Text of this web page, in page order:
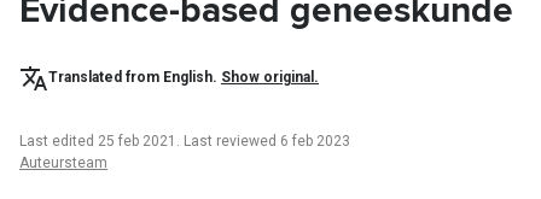
Evidence-based geneeskunde
Translated from English. Show original.
Last edited 25 feb 2021 . Last reviewed 6 feb 2023
Auteursteam